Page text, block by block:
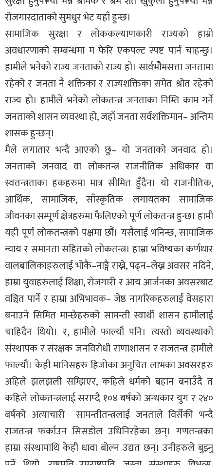
रोजगारदाताको सुमधुर भेट यहाँ हुन्छ।
सामाजिक सुरक्षा र लोककल्याणकारी राज्यको हाम्रो
अवधारणाको सम्बन्धमा म फेरि एकपल्ट स्पष्ट पार्न चाहन्छु।
हामीले भनेको राज्य जनताको राज्य हो। सार्वभौेमसत्ता जनतामा
रहेको र जनता नै शक्तिका र राज्यशक्तिका समेत श्रोत रहेको
राज्य हो। हामीले भनेको लोकतन्त्र जनताका निम्ति काम गर्ने
जनताको शासन व्यवस्था हो, जहाँ जनता सर्वशक्तिमान– अन्तिम
शासक हुन्छन्।
मैले लगातार भन्दै आएको छु– यो जनताको जनवाद हो।
जनताको जनवाद वा लोकतन्त्र राजनीतिक अधिकार वा
स्वतन्त्रताका हकहरुमा मात्र सीमित हुँदैन। यो राजनीतिक,
आर्थिक, सामाजिक, साँस्कृतिक लगायतका सामाजिक
जीवनका सम्पूर्ण क्षेत्रहरुमा फैलिएको पूर्ण लोकतन्त्र हुन्छ। हामी
यही पूर्ण लोकतन्त्रको पक्षमा छौं। यसैलाई भनिन्छ, सामाजिक
न्याय र समानता सहितको लोकतन्त्र। हाम्रा भविष्यका कर्णधार
वालबालिकाहरुलाई भोकै–नाङ्गै राख्ने, पढ्न–लेख्न अवसर नदिने,
हाम्रा युवाहरुलाई शिक्षा, रोजगारी र आय आर्जनका अवसरबाट
वञ्चित पार्ने र हाम्रा अभिभावक– जेष्ठ नागरिकहरुलाई वेसहारा
बनाउने सिमित मान्छेहरुको सामन्ती स्वार्थी शासन हामीलाई
चाहिदैन थियो। र, हामीले फाल्यौं पनि। त्यस्तो व्यवस्थाको
संस्थापक र संरक्षक जनविरोधी राणाशासन र राजतन्त्र हामीले
फाल्यौं। केही मानिसहरु हिजोका अनुचित लाभका अवसरहरु
अहिले झलझली सम्झिएर, कहिले धर्मको बहान बनाउँदै त
कहिले लोकतन्त्रलाई सराप्दै १०४ बर्षको अन्धकार युग र २४०
बर्षको अत्याचारी सामन्तीतन्त्रलाई जनताले विर्सेकी भन्दै
राजतन्त्र फर्काउन सिसडोल उधिनिरहेका छन्। गणतन्त्रका
हाम्रा संस्थामाथि केही धावा बोल्न उद्यत छन्। उनीहरुले बुझ्नु